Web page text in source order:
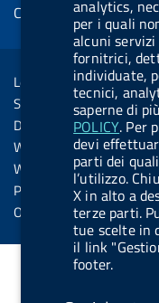
analytics,
per i quali
alcuni
fornitrici,
individuate,
tecnici,
saperne di
POLICY. Per
devi
parti dei
l’utilizzo.
X in alto a
terze parti.
tue scelte in
il link
footer.
.
b
u
t
t
o
n
.
s
p
o
k
y
b
e
Cookie management
Sezione Link
Legal notice
Social Media Policy
Dichiarazione di
Web accessibility
Website statistics
Privacy
Online services